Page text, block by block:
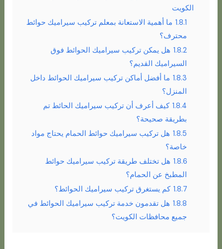
الكويت
1.8.1 ما أهمية الاستعانة بمعلم تركيب سيراميك حوائط
محترف؟
1.8.2 هل يمكن تركيب سيراميك الحوائط فوق
السيراميك القديم؟
1.8.3 ما أفضل أماكن تركيب سيراميك الحوائط داخل
المنزل؟
1.8.4 كيف أعرف أن تركيب سيراميك الحائط تم
بطريقة صحيحة؟
1.8.5 هل تركيب سيراميك حوائط الحمام يحتاج مواد
خاصة؟
1.8.6 هل تختلف طريقة تركيب سيراميك حوائط
المطبخ عن الحمام؟
1.8.7 كم يستغرق تركيب سيراميك الحوائط؟
1.8.8 هل تقدمون خدمة تركيب سيراميك الحوائط في
جميع محافظات الكويت؟